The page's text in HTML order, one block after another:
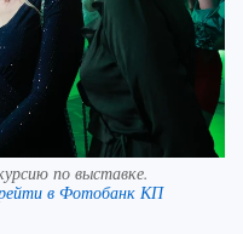
по выставке.
в Фотобанк КП